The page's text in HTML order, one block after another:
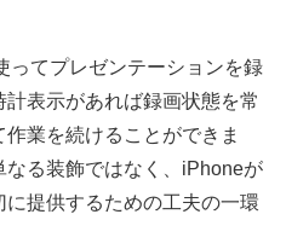
ってプレゼンテーションを録
表示があれば録画状態を常
業を続けることができま
る装飾ではなく、iPhoneが
提供するための工夫の一環